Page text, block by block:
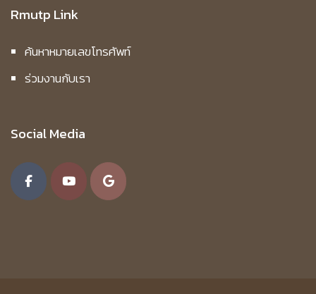
Rmutp Link
ค้นหาหมายเลขโทรศัพท์
ร่วมงานกับเรา
Social Media